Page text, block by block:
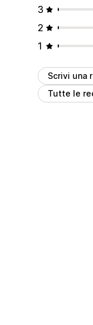
3
2
1
Scrivi una
Tutte le